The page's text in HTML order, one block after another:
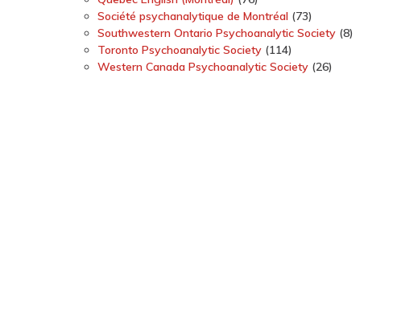
Société psychanalytique de Montréal (73)
Southwestern Ontario Psychoanalytic Society (8)
Toronto Psychoanalytic Society (114)
Western Canada Psychoanalytic Society (26)